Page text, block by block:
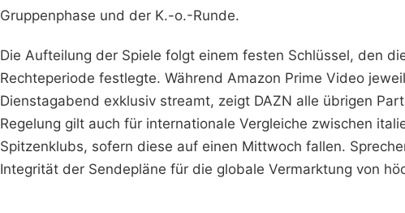
Gruppenphase und der K.-o.-Runde.
Die Aufteilung der Spiele folgt einem festen Schlüssel, den
Rechteperiode festlegte. Während Amazon Prime Video
Dienstagabend exklusiv streamt, zeigt DAZN alle übrigen
Regelung gilt auch für internationale Vergleiche zwischen
Spitzenklubs, sofern diese auf einen Mittwoch fallen.
Integrität der Sendepläne für die globale Vermarktung von